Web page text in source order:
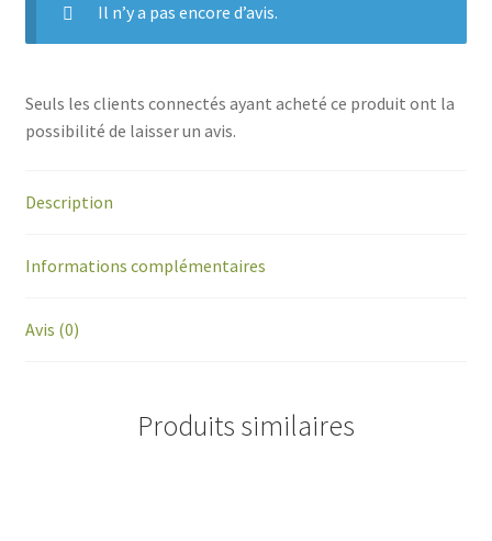
Il n’y a pas encore d’avis.
Seuls les clients connectés ayant acheté ce produit ont la
possibilité de laisser un avis.
Description
Informations complémentaires
Avis (0)
Produits similaires